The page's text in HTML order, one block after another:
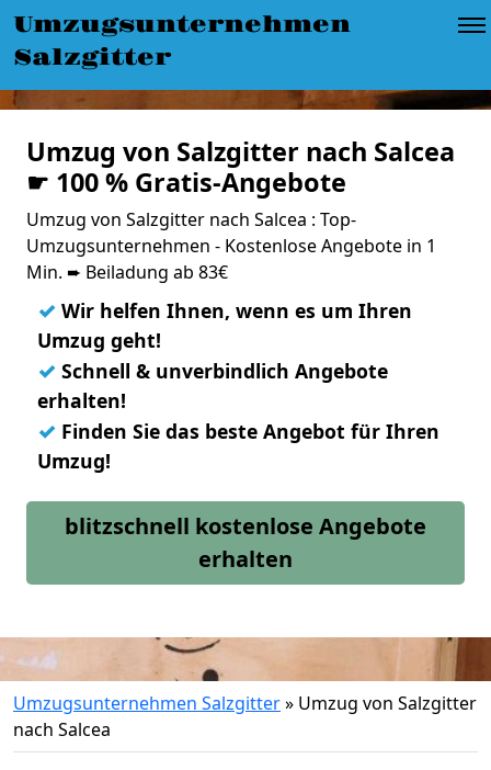
Umzugsunternehmen
Salzgitter
Umzug von Salzgitter nach Salcea
☛ 100 % Gratis-Angebote
Umzug von Salzgitter nach Salcea : Top-
Umzugsunternehmen - Kostenlose Angebote in 1
Min. ➨ Beiladung ab 83€
✓ Wir helfen Ihnen, wenn es um Ihren
Umzug geht!
✓ Schnell & unverbindlich Angebote
erhalten!
✓ Finden Sie das beste Angebot für Ihren
Umzug!
blitzschnell kostenlose Angebote
erhalten
Umzugsunternehmen Salzgitter» Umzug von Salzgitter
nach Salcea